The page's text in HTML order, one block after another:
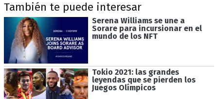
También te puede interesar
Serena Williams se une a
Sorare para incursionar en el
mundo de los NFT
Tokio 2021: las grandes
leyendas que se pierden los
Juegos Olímpicos